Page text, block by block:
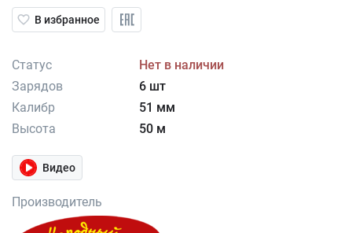
В избранное
Статус
Нет в наличии
Зарядов
6 шт
Калибр
51 мм
Высота
50 м
Видео
Производитель